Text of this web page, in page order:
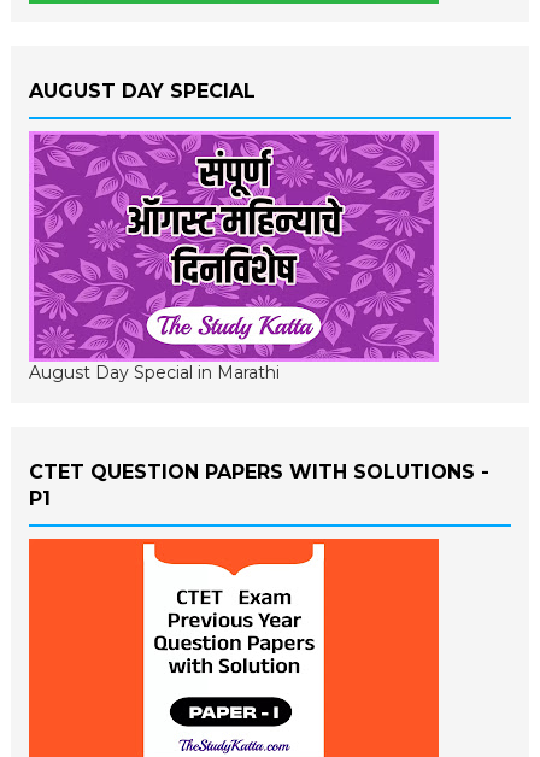
AUGUST DAY SPECIAL
August Day Special in Marathi
CTET QUESTION PAPERS WITH SOLUTIONS -
P1